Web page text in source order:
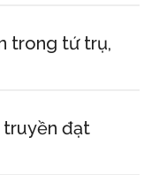
trong tứ trụ,
truyền đạt